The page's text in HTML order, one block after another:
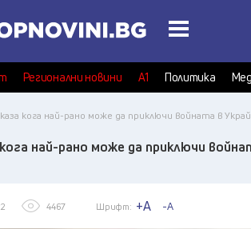
Регионални новини А1 Политика
кога най-рано може да приключи войната в
най-рано може да приключи
4467 Шрифт: +A -A